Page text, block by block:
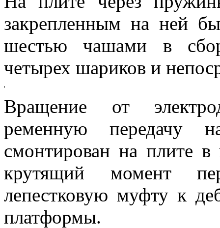
закрепленным на ней
шестью чашами в
четырех шариков и
Вращение от
ременную передачу
смонтирован на плите
крутящий момент
лепестковую муфту к
платформы.